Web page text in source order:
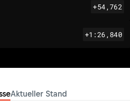
+54,762
+1:26,840
Aktueller Stand